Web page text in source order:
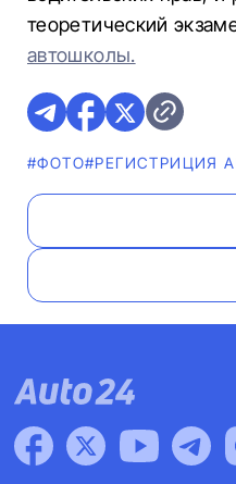
теоретический
автошколы.
#ФОТО#РЕГИСТРИЦИЯ